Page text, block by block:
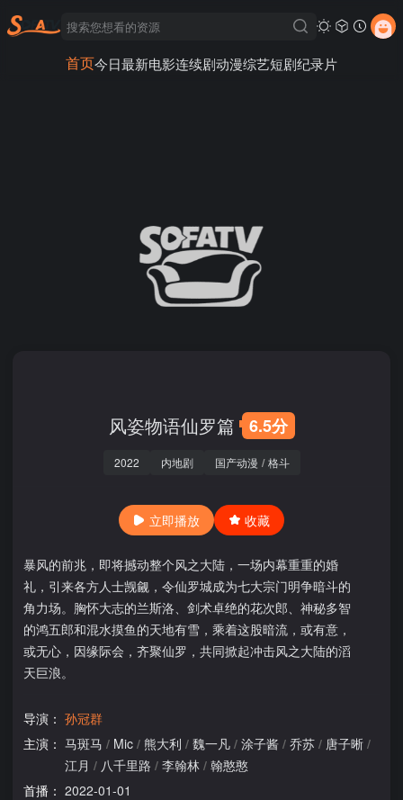
首页今日最新电影连续剧动漫综艺短剧纪录片
风姿物语仙罗篇 6.5分
2022 内地剧 国产动漫 / 格斗
立即播放 收藏
暴风的前兆，即将撼动整个风之大陆，一场内幕重重的婚
礼，引来各方人士觊觎，令仙罗城成为七大宗门明争暗斗的
角力场。胸怀大志的兰斯洛、剑术卓绝的花次郎、神秘多智
的鸿五郎和混水摸鱼的天地有雪，乘着这股暗流，或有意，
或无心，因缘际会，齐聚仙罗，共同掀起冲击风之大陆的滔
天巨浪。
导演： 孙冠群
主演： 马斑马 / Mic / 熊大利 / 魏一凡 / 涂子酱 / 乔苏 / 唐子晰 /
江月 / 八千里路 / 李翰林 / 翰憨憨
首播： 2022-01-01